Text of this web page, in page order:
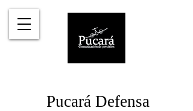
Pucará Defensa